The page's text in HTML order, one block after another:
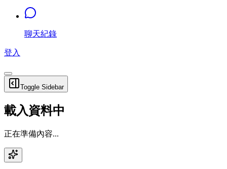
聊天紀錄
登入
Toggle Sidebar
載入資料中
正在準備內容...